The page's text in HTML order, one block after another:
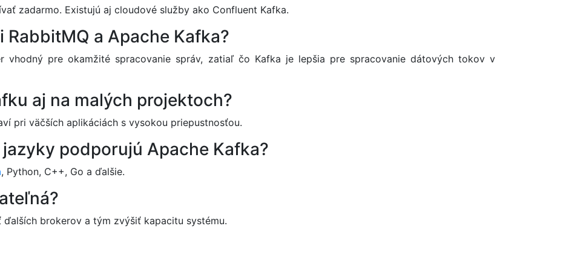
zadarmo. Existujú aj cloudové služby ako Confluent Kafka.
a Apache Kafka?
vhodný pre okamžité spracovanie správ, zatiaľ čo Kafka je lepšia pre spracovanie dátových tokov v
aj na malých projektoch?
pri väčších aplikáciách s vysokou priepustnosťou.
podporujú Apache Kafka?
, Python, C++, Go a ďalšie.
brokerov a tým zvýšiť kapacitu systému.